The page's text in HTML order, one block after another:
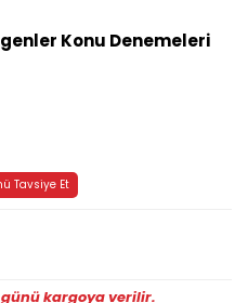
Konu Denemeleri
Tavsiye Et
günü kargoya verilir.